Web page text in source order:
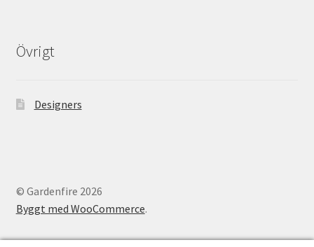
Övrigt
Designers
© Gardenfire 2026
Byggt med WooCommerce.